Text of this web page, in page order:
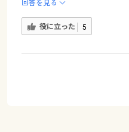
回答を見る
役に立った 5